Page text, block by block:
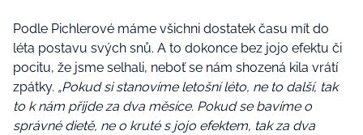
Podle Pichlerové máme všichni dostatek času mít do
léta postavu svých snů. A to dokonce bez jojo efektu či
pocitu, že jsme selhali, neboť se nám shozená kila vrátí
zpátky. „Pokud si stanovíme letošní léto, ne to další, tak
to k nám přijde za dva měsíce. Pokud se bavíme o
správné dietě, ne o kruté s jojo efektem, tak za dva